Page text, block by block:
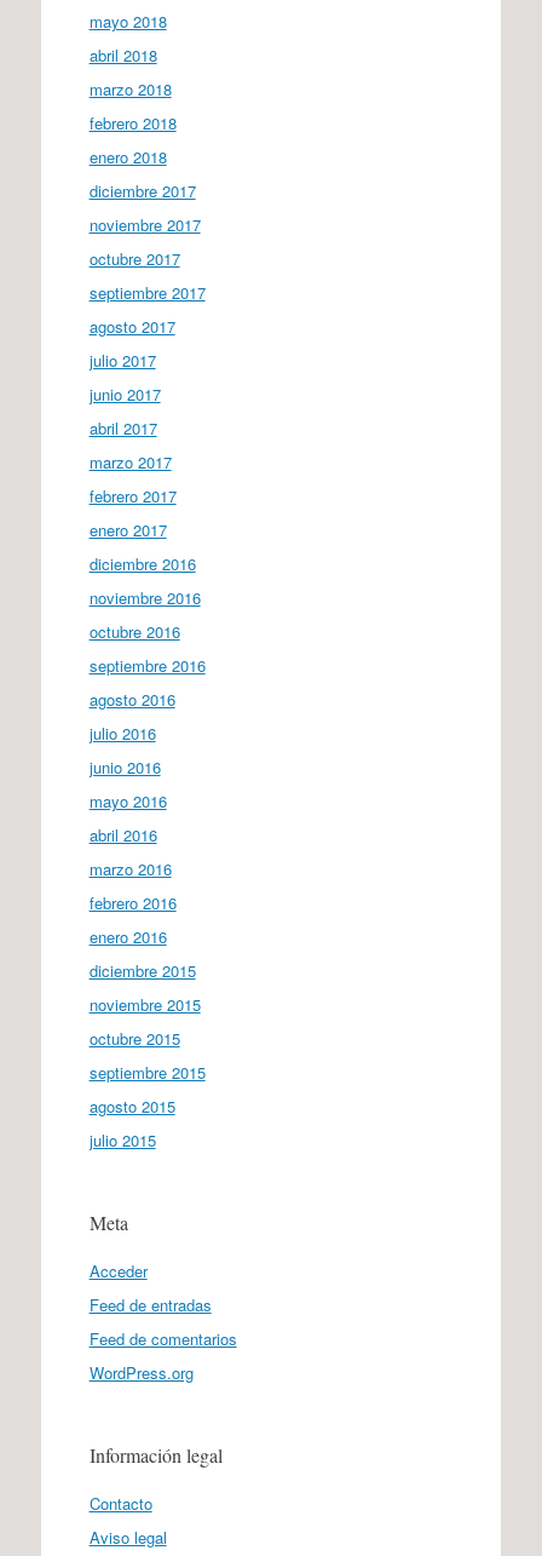
mayo 2018
abril 2018
marzo 2018
febrero 2018
enero 2018
diciembre 2017
noviembre 2017
octubre 2017
septiembre 2017
agosto 2017
julio 2017
junio 2017
abril 2017
marzo 2017
febrero 2017
enero 2017
diciembre 2016
noviembre 2016
octubre 2016
septiembre 2016
agosto 2016
julio 2016
junio 2016
mayo 2016
abril 2016
marzo 2016
febrero 2016
enero 2016
diciembre 2015
noviembre 2015
octubre 2015
septiembre 2015
agosto 2015
julio 2015
Meta
Acceder
Feed de entradas
Feed de comentarios
WordPress.org
Información legal
Contacto
Aviso legal